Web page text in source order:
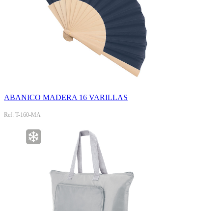
ABANICO MADERA 16 VARILLAS
Ref: T-160-MA